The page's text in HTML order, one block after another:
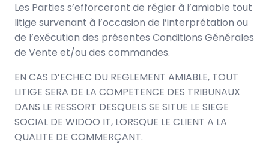
Les Parties s’efforceront de régler à l’amiable tout
litige survenant à l’occasion de l’interprétation ou
de l’exécution des présentes Conditions Générales
de Vente et/ou des commandes.
EN CAS D’ECHEC DU REGLEMENT AMIABLE, TOUT
LITIGE SERA DE LA COMPETENCE DES TRIBUNAUX
DANS LE RESSORT DESQUELS SE SITUE LE SIEGE
SOCIAL DE WIDOO IT, LORSQUE LE CLIENT A LA
QUALITE DE COMMERÇANT.